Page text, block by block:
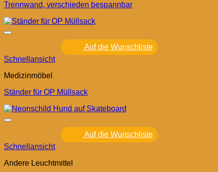
Trennwand, verschieden bespannbar
Auf die Wunschliste
Schnellansicht
Medizinmöbel
Ständer für OP Müllsack
Auf die Wunschliste
Schnellansicht
Andere Leuchtmittel